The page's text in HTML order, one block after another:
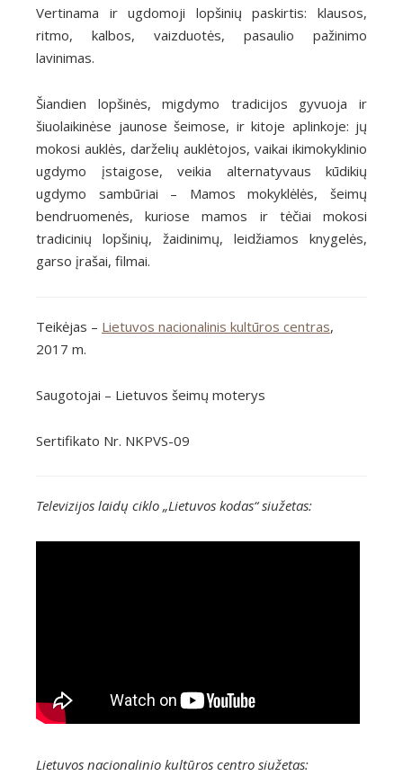
Vertinama ir ugdomoji lopšinių paskirtis: klausos,
ritmo, kalbos, vaizduotės, pasaulio pažinimo
lavinimas.
Šiandien lopšinės, migdymo tradicijos gyvuoja ir
šiuolaikinėse jaunose šeimose, ir kitoje aplinkoje: jų
mokosi auklės, darželių auklėtojos, vaikai ikimokyklinio
ugdymo įstaigose, veikia alternatyvaus kūdikių
ugdymo sambūriai – Mamos mokyklėlės, šeimų
bendruomenės, kuriose mamos ir tėčiai mokosi
tradicinių lopšinių, žaidinimų, leidžiamos knygelės,
garso įrašai, filmai.
Teikėjas – Lietuvos nacionalinis kultūros centras,
2017 m.
Saugotojai – Lietuvos šeimų moterys
Sertifikato Nr. NKPVS-09
Televizijos laidų ciklo „Lietuvos kodas“ siužetas:
Lietuvos nacionalinio kultūros centro siužetas: